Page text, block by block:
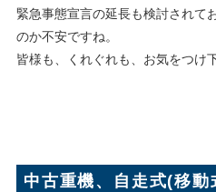
緊急事態宣言の延長も検討されて
のか不安ですね。
皆様も、くれぐれも、お気をつけ
中古重機、自走式(移